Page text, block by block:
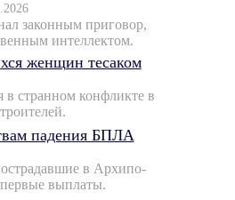
законным приговор,
интеллектом.
женщин тесаком
в странном конфликте в
падения БПЛА
в Архипо-
выплаты.